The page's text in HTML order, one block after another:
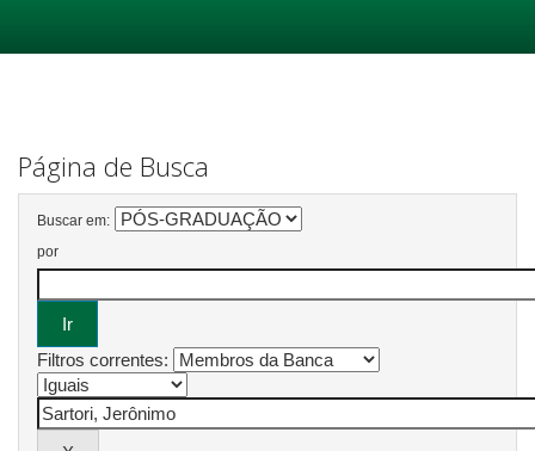
Página de Busca
Buscar em:
por
Filtros correntes: